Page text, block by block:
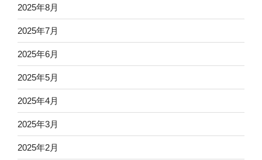
2025年8月
2025年7月
2025年6月
2025年5月
2025年4月
2025年3月
2025年2月